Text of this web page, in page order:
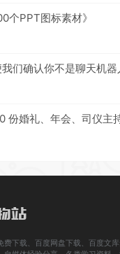
个PPT图标素材》
们确认你不是聊天机器
年会、司仪主持人、台词稿、节日生日、
费下载、百度网盘下载、百度文